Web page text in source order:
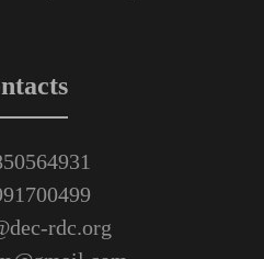
rdc.org